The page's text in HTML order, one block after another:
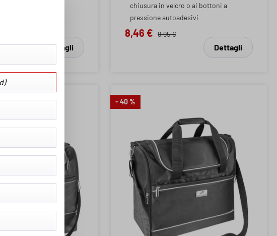
Dettagli
chiusura in velcro o ai bottoni a
pressione autoadesivi
8,46 € 9,95 €
Dettagli
- 40 %